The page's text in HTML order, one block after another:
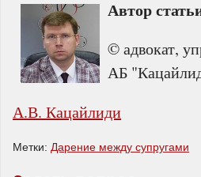
Автор
© адвокат,
АБ
А.В. Кацайлиди
Метки: Дарение между супругами